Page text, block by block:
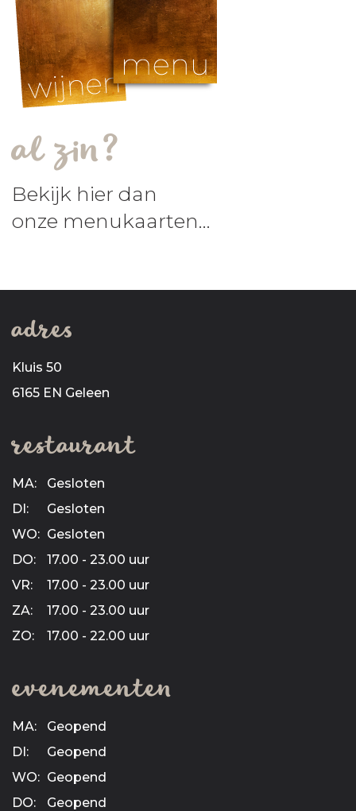
al zin?
Bekijk hier dan
onze menukaarten...
adres
Kluis 50
6165 EN Geleen
restaurant
MA:
Gesloten
DI:
Gesloten
WO: Gesloten
DO:
17.00 - 23.00 uur
VR:
17.00 - 23.00 uur
ZA:
17.00 - 23.00 uur
ZO:
17.00 - 22.00 uur
evenementen
MA:
Geopend
DI:
Geopend
WO: Geopend
DO:
Geopend